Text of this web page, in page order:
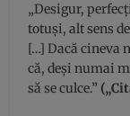
„Desigur,
totuși, alt sens
[…] Dacă cineva
că, deși numai
să se culce.”